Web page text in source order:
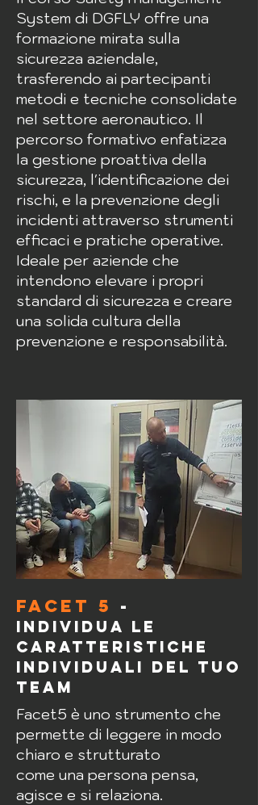
System di DGFLY offre una
formazione mirata sulla
sicurezza aziendale,
trasferendo ai partecipanti
metodi e tecniche consolidate
nel settore aeronautico. Il
percorso formativo enfatizza
la gestione proattiva della
sicurezza, l'identificazione dei
rischi, e la prevenzione degli
incidenti attraverso strumenti
efficaci e pratiche operative.
Ideale per aziende che
intendono elevare i propri
standard di sicurezza e creare
una solida cultura della
prevenzione e responsabilità.
FACET 5 -
individua le
caratteristiche
individuali del tuo
team
Facet5 è uno strumento che
permette di leggere in modo
chiaro e strutturato
come una persona pensa,
agisce e si relaziona.